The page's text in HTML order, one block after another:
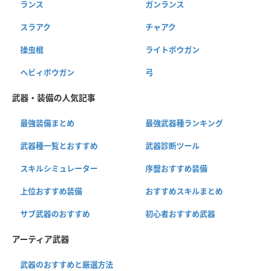
ランス ガンランス
スラアク チャアク
操虫棍 ライトボウガン
ヘビィボウガン 弓
武器・装備の人気記事
最強装備まとめ 最強武器種ランキング
武器種一覧とおすすめ 武器診断ツール
スキルシミュレーター 序盤おすすめ装備
上位おすすめ装備 おすすめスキルまとめ
サブ武器のおすすめ 初心者おすすめ武器
アーティア武器
武器のおすすめと厳選方法